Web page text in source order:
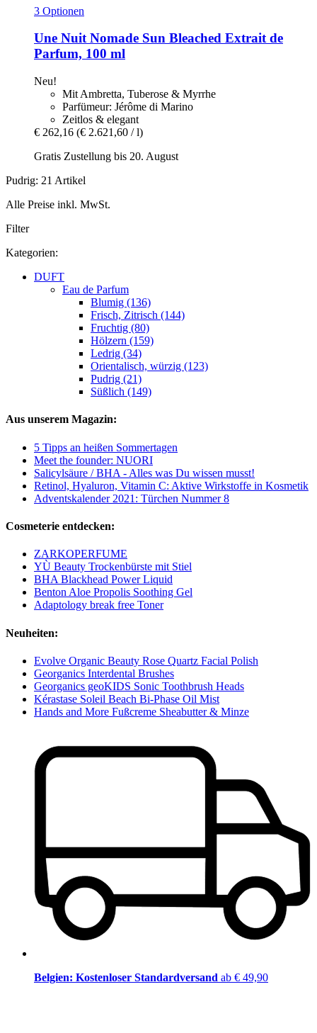
3 Optionen
Une Nuit Nomade Sun Bleached Extrait de
Parfum, 100 ml
Neu!
Mit Ambretta, Tuberose & Myrrhe
Parfümeur: Jérôme di Marino
Zeitlos & elegant
€ 262,16 (€ 2.621,60 / l)
Gratis Zustellung bis 20. August
Pudrig: 21 Artikel
Alle Preise inkl. MwSt.
Filter
Kategorien:
DUFT
Eau de Parfum
Blumig (136)
Frisch, Zitrisch (144)
Fruchtig (80)
Hölzern (159)
Ledrig (34)
Orientalisch, würzig (123)
Pudrig (21)
Süßlich (149)
Aus unserem Magazin:
5 Tipps an heißen Sommertagen
Meet the founder: NUORI
Salicylsäure / BHA - Alles was Du wissen musst!
Retinol, Hyaluron, Vitamin C: Aktive Wirkstoffe in Kosmetik
Adventskalender 2021: Türchen Nummer 8
Cosmeterie entdecken:
ZARKOPERFUME
YÙ Beauty Trockenbürste mit Stiel
BHA Blackhead Power Liquid
Benton Aloe Propolis Soothing Gel
Adaptology break free Toner
Neuheiten:
Evolve Organic Beauty Rose Quartz Facial Polish
Georganics Interdental Brushes
Georganics geoKIDS Sonic Toothbrush Heads
Kérastase Soleil Beach Bi-Phase Oil Mist
Hands and More Fußcreme Sheabutter & Minze
Belgien: Kostenloser Standardversand ab € 49,90